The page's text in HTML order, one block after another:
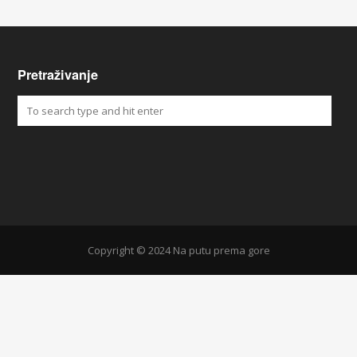
Pretraživanje
Copyright © 2024 Na putu prema gore